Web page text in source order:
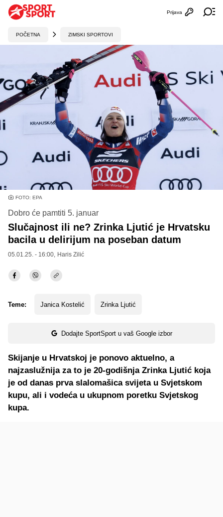
Otvori
Prijava
POČETNA ZIMSKI SPORTOVI
FOTO: EPA
Dobro će pamtiti 5. januar
Slučajnost ili ne? Zrinka Ljutić je Hrvatsku
bacila u delirijum na poseban datum
05.01.25. - 16:00, Haris Zilić
Teme: Janica Kostelić Zrinka Ljutić
Dodajte SportSport u vaš Google izbor
Skijanje u Hrvatskoj je ponovo aktuelno, a
najzaslužnija za to je 20-godišnja Zrinka Ljutić koja
je od danas prva slalomašica svijeta u Svjetskom
kupu, ali i vodeća u ukupnom poretku Svjetskog
kupa.